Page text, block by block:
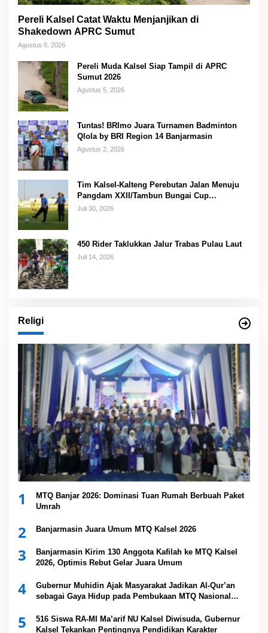
Pereli Kalsel Catat Waktu Menjanjikan di
Shakedown APRC Sumut
Agustus 6, 2026
Pereli Muda Kalsel Siap Tampil di APRC
Sumut 2026
Agustus 5, 2026
Tuntas! BRImo Juara Turnamen Badminton
Qlola by BRI Region 14 Banjarmasin
Agustus 2, 2026
Tim Kalsel-Kalteng Perebutan Jalan Menuju
Pangdam XXII/Tambun Bungai Cup
Banjarmasin
Juli 30, 2026
450 Rider Taklukkan Jalur Trabas Pulau Laut
Juli 14, 2026
Religi
1
MTQ Banjar 2026: Dominasi Tuan Rumah Berbuah Paket
Umrah
2 Banjarmasin Juara Umum MTQ Kalsel 2026
3
Banjarmasin Kirim 130 Anggota Kafilah ke MTQ Kalsel
2026, Optimis Rebut Gelar Juara Umum
4
Gubernur Muhidin Ajak Masyarakat Jadikan Al-Qur’an
sebagai Gaya Hidup pada Pembukaan MTQ Nasional
5
516 Siswa RA-MI Ma’arif NU Kalsel Diwisuda, Gubernur
Kalsel Tekankan Pentingnya Pendidikan Karakter